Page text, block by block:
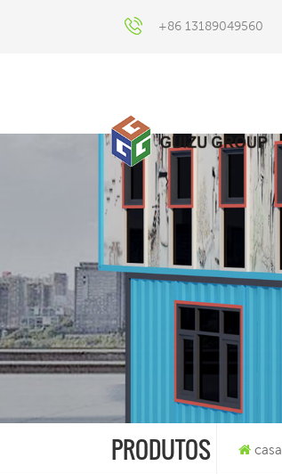
+86 13189049560
PRODUTOS casa